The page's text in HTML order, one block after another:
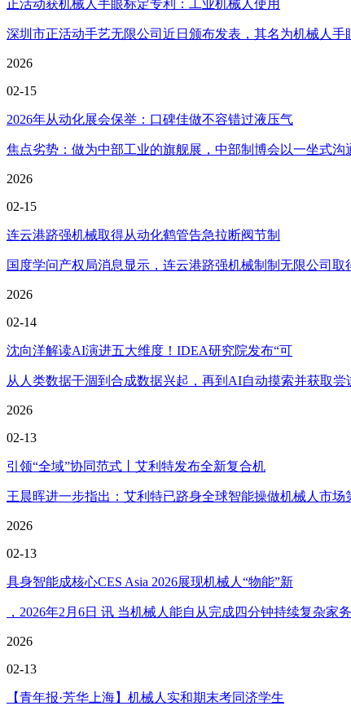
正活动获机械人手眼标定专利：工业机械人使用
深圳市正活动手艺无限公司近日颁布发表，其名为机械人
2026
02-15
2026年从动化展会保举：口碑佳做不容错过液压气
焦点劣势：做为中部工业的旗舰展，中部制博会以一坐式
2026
02-15
连云港跻强机械取得从动化鹤管告急拉断阀节制
国度学问产权局消息显示，连云港跻强机械制制无限公司
2026
02-14
沈向洋解读AI演进五大维度！IDEA研究院发布“可
从人类数据干涸到合成数据兴起，再到AI自动摸索并获取
2026
02-13
引领“全域”协同范式丨艾利特发布全新复合机
王晨晖进一步指出：艾利特已跻身全球智能操做机械人市
2026
02-13
具身智能成核心CES Asia 2026展现机械人“物能”新
，2026年2月6日 讯 当机械人能自从完成四分钟持续复杂
2026
02-13
【青年报·芳华上海】机械人实和期末考同济学生